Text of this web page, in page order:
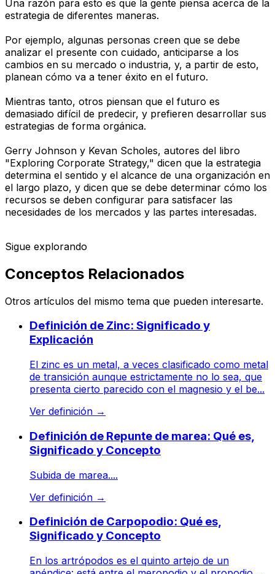
Una razón para esto es que la gente piensa acerca de la
estrategia de diferentes maneras.
Por ejemplo, algunas personas creen que se debe
analizar el presente con cuidado, anticiparse a los
cambios en su mercado o industria, y, a partir de esto,
planean cómo va a tener éxito en el futuro.
Mientras tanto, otros piensan que el futuro es
demasiado difícil de predecir, y prefieren desarrollar sus
estrategias de forma orgánica.
Gerry Johnson y Kevan Scholes, autores del libro
"Exploring Corporate Strategy," dicen que la estrategia
determina el sentido y el alcance de una organización en
el largo plazo, y dicen que se debe determinar cómo los
recursos se deben configurar para satisfacer las
necesidades de los mercados y las partes interesadas.
Sigue explorando
Conceptos Relacionados
Otros artículos del mismo tema que pueden interesarte.
Definición de Zinc: Significado y
Explicación
El zinc es un metal, a veces clasificado como metal
de transición aunque estrictamente no lo sea, que
presenta cierto parecido con el magnesio y el be...
Ver definición →
Definición de Repunte de marea: Qué es,
Significado y Concepto
Subida de marea....
Ver definición →
Definición de Carpopodio: Qué es,
Significado y Concepto
En los artrópodos es el quinto artejo de un